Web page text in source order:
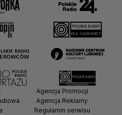
Agencja Promocji
Agencja Reklamy
Regulamin serwisu